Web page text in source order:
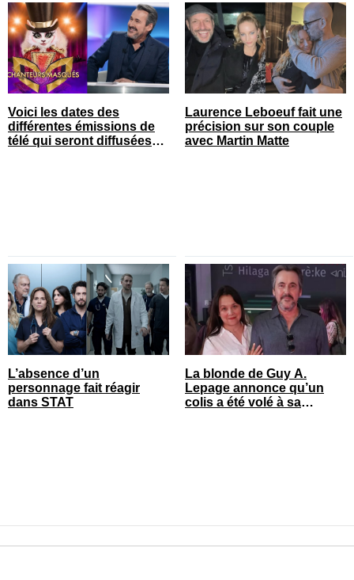
Voici les dates des
différentes émissions de
télé qui seront diffusées
Laurence Leboeuf fait une
précision sur son couple
avec Martin Matte
L’absence d’un
personnage fait réagir
dans STAT
La blonde de Guy A.
Lepage annonce qu’un
colis a été volé à sa